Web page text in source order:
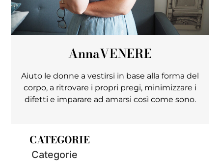
AnnaVENERE
Aiuto le donne a vestirsi in base alla forma del
corpo, a ritrovare i propri pregi, minimizzare i
difetti e imparare ad amarsi così come sono.
CATEGORIE
Categorie